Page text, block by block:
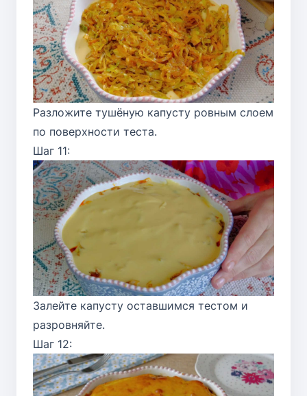
Разложите тушёную капусту ровным слоем
по поверхности теста.
Шаг 11:
Залейте капусту оставшимся тестом и
разровняйте.
Шаг 12: